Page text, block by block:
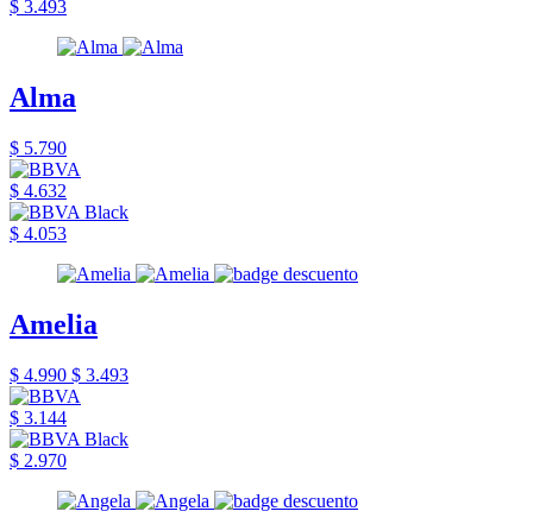
$ 3.493
Alma
$ 5.790
$ 4.632
$ 4.053
Amelia
$ 4.990 $ 3.493
$ 3.144
$ 2.970